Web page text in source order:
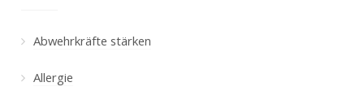
Abwehrkräfte stärken
Allergie